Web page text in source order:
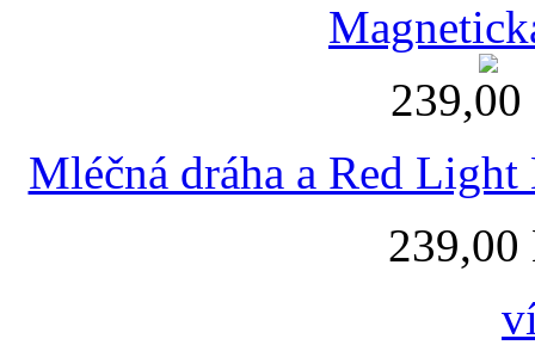
239,00
Mléčná dráha a Red
239,00